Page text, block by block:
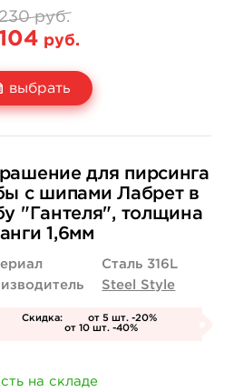
руб.
руб.
выбрать
230 руб.
руб.
складе
230 руб.
от 104 руб.
купить
для пирсинга
с шипами Лабрет в
"Гантеля", толщина
1,6мм
Сталь 316L
Steel Style
Скидка:
от 5 шт. -20%
от 10 шт. -40%
на складе